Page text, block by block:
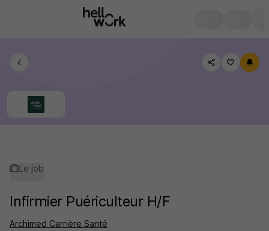
Le job
Infirmier Puériculteur H/F
Archimed Carrière Santé